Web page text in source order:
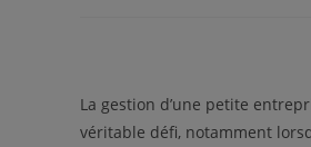
La gestion d’une petite
véritable défi, notamment